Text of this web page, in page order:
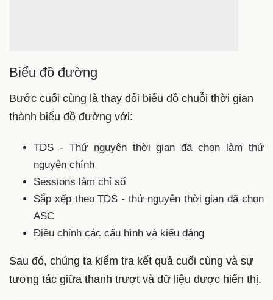
Biểu đồ đường
Bước cuối cùng là thay đổi biểu đồ chuỗi thời gian
thành biểu đồ đường với:
TDS - Thứ nguyên thời gian đã chọn làm thứ
nguyên chính
Sessions làm chỉ số
Sắp xếp theo TDS - thứ nguyên thời gian đã chọn
ASC
Điều chỉnh các cấu hình và kiểu dáng
Sau đó, chúng ta kiểm tra kết quả cuối cùng và sự
tương tác giữa thanh trượt và dữ liệu được hiển thị.